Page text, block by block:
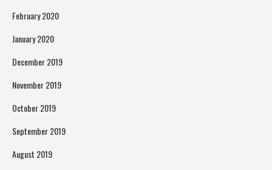
February 2020
January 2020
December 2019
November 2019
October 2019
September 2019
August 2019